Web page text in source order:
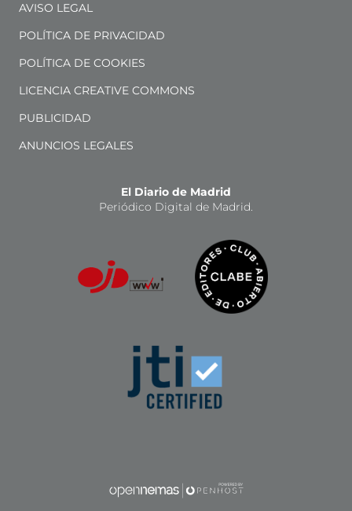
AVISO LEGAL
POLÍTICA DE PRIVACIDAD
POLÍTICA DE COOKIES
LICENCIA CREATIVE COMMONS
PUBLICIDAD
ANUNCIOS LEGALES
El Diario de Madrid
Periódico Digital de Madrid.